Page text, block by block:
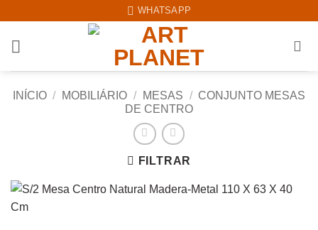
content
WHATSAPP
INÍCIO / MOBILIÁRIO / MESAS / CONJUNTO MESAS
DE CENTRO
FILTRAR